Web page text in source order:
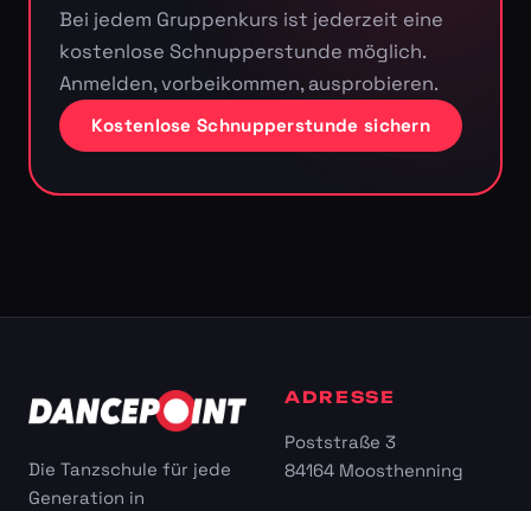
Bei jedem Gruppenkurs ist jederzeit eine
kostenlose Schnupperstunde möglich.
Anmelden, vorbeikommen, ausprobieren.
Kostenlose Schnupperstunde sichern
Die Tanzschule für jede
Generation in
ADRESSE
Poststraße 3
84164 Moosthenning